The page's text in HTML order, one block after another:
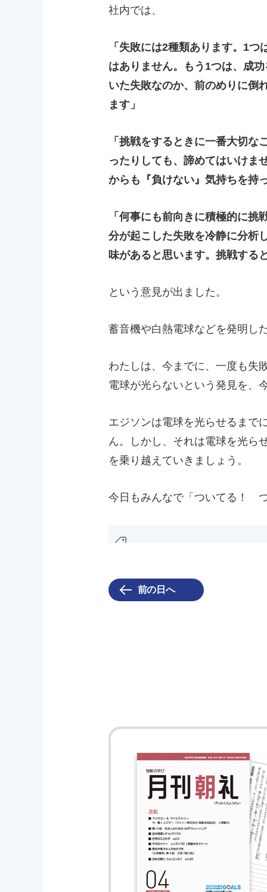
社内では、
「失敗には2種類あります。1
はありません。もう1つは、成
いた失敗なのか、前のめりに倒
ます」
「挑戦をするときに一番大切
ったりしても、諦めてはいけま
からも『負けない』気持ちを持
「何事にも前向きに積極的に
分が起こした失敗を冷静に分析
味があると思います。挑戦する
という意見が出ました。
蓄音機や白熱電球などを発明し
わたしは、今までに、一度も失
電球が光らないという発見を、
エジソンは電球を光らせるまで
ん。しかし、それは電球を光ら
を乗り越えていきましょう。
今日もみんなで「ついてる！
前の日へ